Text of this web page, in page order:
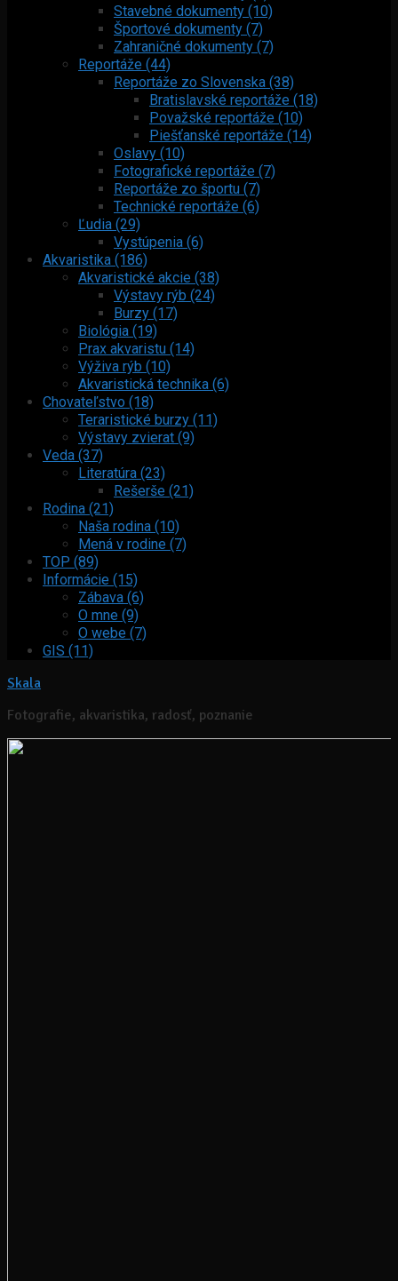
Stavebné dokumenty (10)
Športové dokumenty (7)
Zahraničné dokumenty (7)
Reportáže (44)
Reportáže zo Slovenska (38)
Bratislavské reportáže (18)
Považské reportáže (10)
Piešťanské reportáže (14)
Oslavy (10)
Fotografické reportáže (7)
Reportáže zo športu (7)
Technické reportáže (6)
Ľudia (29)
Vystúpenia (6)
Akvaristika (186)
Akvaristické akcie (38)
Výstavy rýb (24)
Burzy (17)
Biológia (19)
Prax akvaristu (14)
Výživa rýb (10)
Akvaristická technika (6)
Chovateľstvo (18)
Teraristické burzy (11)
Výstavy zvierat (9)
Veda (37)
Literatúra (23)
Rešerše (21)
Rodina (21)
Naša rodina (10)
Mená v rodine (7)
TOP (89)
Informácie (15)
Zábava (6)
O mne (9)
O webe (7)
GIS (11)
Skala
Fotografie, akvaristika, radosť, poznanie